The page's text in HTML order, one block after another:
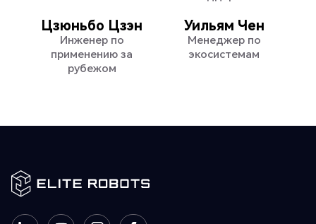
Цзюньбо Цзэн
Инженер по
применению за
рубежом
Уильям Чен
Менеджер по
экосистемам